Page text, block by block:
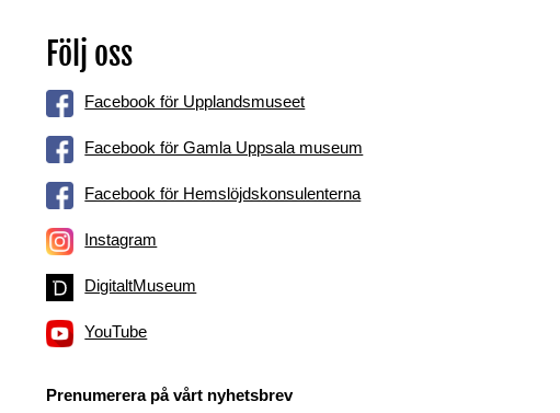
Följ oss
Facebook för Upplandsmuseet
Facebook för Gamla Uppsala museum
Facebook för Hemslöjdskonsulenterna
Instagram
DigitaltMuseum
YouTube
Prenumerera på vårt nyhetsbrev